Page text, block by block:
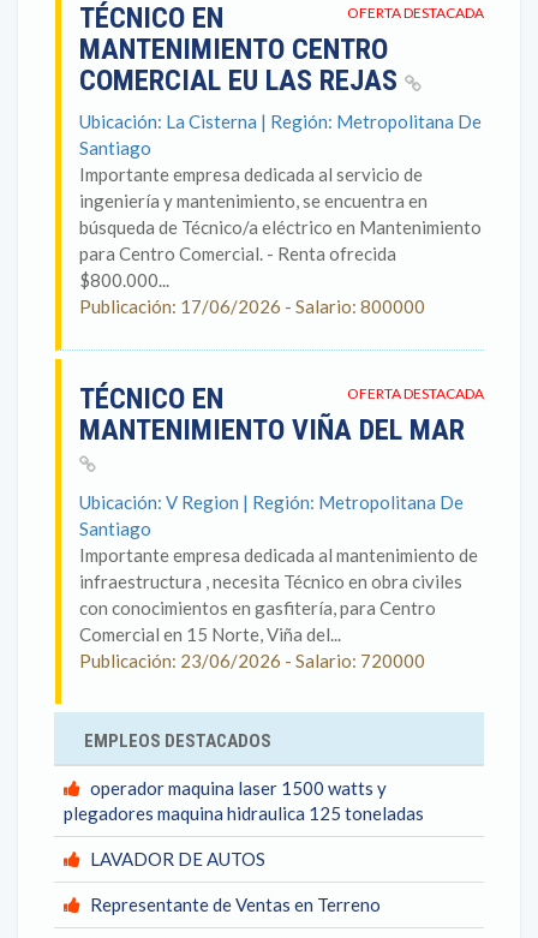
OFERTA DESTACADA
TÉCNICO EN
MANTENIMIENTO CENTRO
COMERCIAL EU LAS REJAS
Ubicación: La Cisterna | Región: Metropolitana De
Santiago
Importante empresa dedicada al servicio de
ingeniería y mantenimiento, se encuentra en
búsqueda de Técnico/a eléctrico en Mantenimiento
para Centro Comercial. - Renta ofrecida
$800.000...
Publicación: 17/06/2026 - Salario: 800000
OFERTA DESTACADA
TÉCNICO EN
MANTENIMIENTO VIÑA DEL MAR
Ubicación: V Region | Región: Metropolitana De
Santiago
Importante empresa dedicada al mantenimiento de
infraestructura , necesita Técnico en obra civiles
con conocimientos en gasfitería, para Centro
Comercial en 15 Norte, Viña del...
Publicación: 23/06/2026 - Salario: 720000
EMPLEOS DESTACADOS
operador maquina laser 1500 watts y
plegadores maquina hidraulica 125 toneladas
LAVADOR DE AUTOS
Representante de Ventas en Terreno